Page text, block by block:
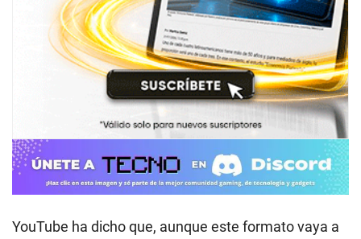
YouTube ha dicho que, aunque este formato vaya a